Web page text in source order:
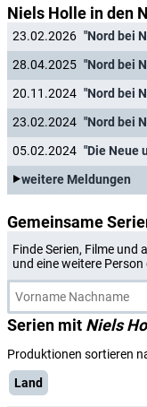
Niels Holle in den
23.02.2026
28.04.2025
20.11.2024 "Nord bei
23.02.2024 "Nord bei
05.02.2024
weitere Meldungen
Gemeinsame
Finde Serien, Filme und
und eine weitere
Serien mit Niels
Produktionen sortieren
Land